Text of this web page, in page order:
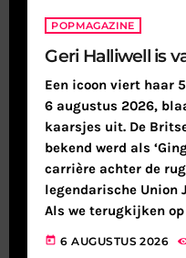
POPMAGAZINE
Geri Halliwell is
Een icoon viert haar
6 augustus 2026,
kaarsjes uit. De
bekend werd als
carrière achter de
legendarische Union
Als we terugkijken
today 6 AUGUSTUS 2026